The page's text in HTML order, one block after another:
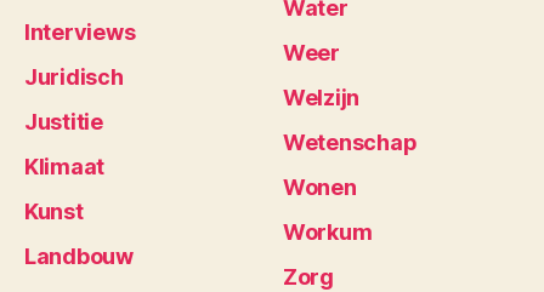
Interviews
Juridisch
Justitie
Klimaat
Kunst
Landbouw
Water
Weer
Welzijn
Wetenschap
Wonen
Workum
Zorg